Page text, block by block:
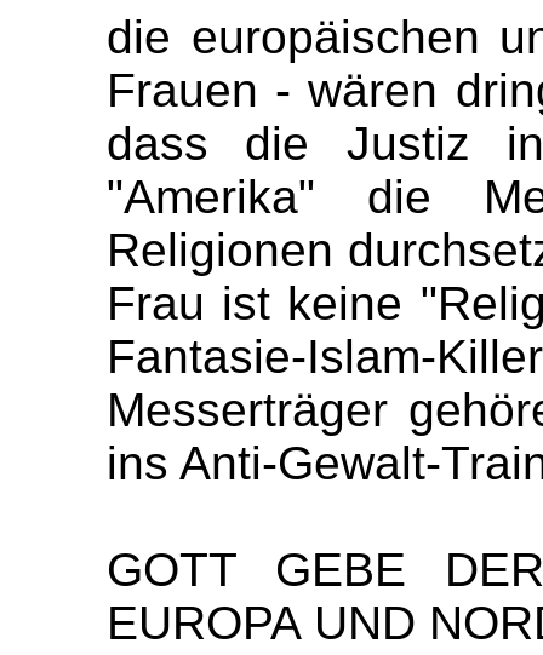
die europäischen
Frauen - wären
dass die Justiz
"Amerika" die
Religionen
Frau ist keine
Fantasie-Islam-
Messerträger
ins Anti-Gewalt-
GOTT GEBE
EUROPA UND